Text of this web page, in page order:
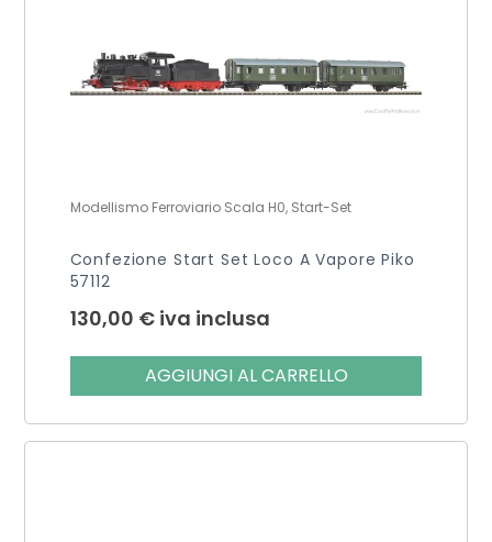
Modellismo Ferroviario Scala H0, Start-Set
Confezione Start Set Loco A Vapore Piko
57112
130,00 € iva inclusa
AGGIUNGI AL CARRELLO